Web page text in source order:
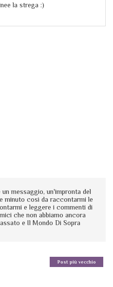
la strega :)
messaggio, un'impronta del
minuto così da raccontarmi le
e leggere i commenti di
che non abbiamo ancora
e Il Mondo Di Sopra
Post più vecchio